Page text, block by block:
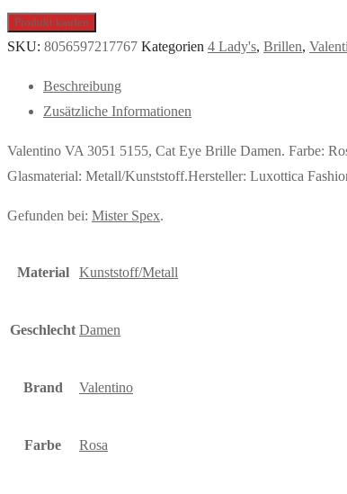
Produkt kaufen
SKU: 8056597217767 Kategorien 4 Lady's, Brillen,
Beschreibung
Zusätzliche Informationen
Valentino VA 3051 5155, Cat Eye Brille Damen. Farbe:
Glasmaterial: Metall/Kunststoff.Hersteller: Luxottica
Gefunden bei: Mister Spex.
Material Kunststoff/Metall
Geschlecht Damen
Brand Valentino
Farbe Rosa